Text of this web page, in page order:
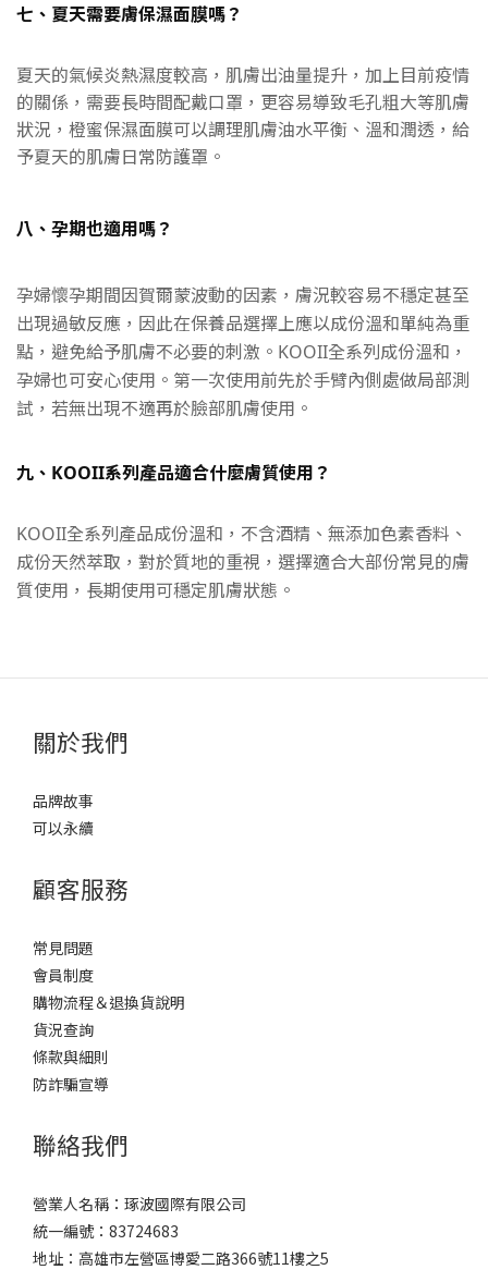
七、夏天需要膚保濕面膜嗎？
夏天的氣候炎熱濕度較高，肌膚出油量提升，加上目前疫情
的關係，需要長時間配戴口罩 ， 更容易導致毛孔粗大等肌膚
狀況 ， 橙蜜保濕面膜可以調理肌膚油水平衡、溫和潤透，給
予夏天的肌膚日常防護罩 。
八、孕期也適用嗎？
孕婦懷孕期間因賀爾蒙波動的因素，膚況較容易不穩定甚至
出現過敏反應 ，因此在保養品選擇上應以成份溫和單純為重
點 ，避免給予肌膚不必要的刺激 。KOOII全系列成份溫和 ，
孕婦也可安心使用 。 第一次使用前先於手臂內側處做局部測
試 ，若無出現不適再於臉部肌膚使用 。
九、KOOII系列產品適合什麼膚質使用？
KOOII全系列產品成份溫和，不含酒精、無添加色素香料、
成份天然萃取 ，對於質地的重視 ，選擇適合大部份常見的膚
質使用，長期使用可穩定肌膚狀態 。
關於我們
品牌故事
可以永續
顧客服務
常見問題
會員制度
購物流程＆退換貨說明
貨況查詢
條款與細則
防詐騙宣導
聯絡我們
營業人名稱：琢波國際有限公司
統一編號：83724683
地址：高雄市左營區博愛二路366號11樓之5